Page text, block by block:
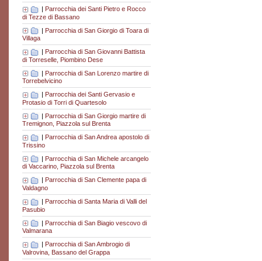
| Parrocchia dei Santi Pietro e Rocco
di Tezze di Bassano
| Parrocchia di San Giorgio di Toara di
Villaga
| Parrocchia di San Giovanni Battista
di Torreselle, Piombino Dese
| Parrocchia di San Lorenzo martire di
Torrebelvicino
Parrocchia dei Santi Gervasio e
Protasio di Torri di Quartesolo
| Parrocchia di San Giorgio martire di
Tremignon, Piazzola sul Brenta
Parrocchia di San Andrea apostolo di
Trissino
| Parrocchia di San Michele arcangelo
di Vaccarino, Piazzola sul Brenta
Parrocchia di San Clemente papa di
Valdagno
| Parrocchia di Santa Maria di Valli del
Pasubio
| Parrocchia di San Biagio vescovo di
Valmarana
| Parrocchia di San Ambrogio di
Valrovina, Bassano del Grappa